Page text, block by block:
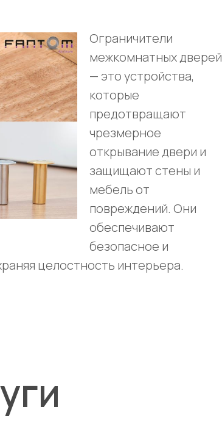
Ограничители
межкомнатных дверей
— это устройства,
которые
предотвращают
чрезмерное
открывание двери и
защищают стены и
мебель от
повреждений. Они
обеспечивают
безопасное и
целостность интерьера.